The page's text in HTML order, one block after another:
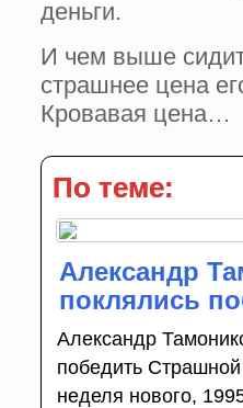
деньги.
И чем выше
страшнее цена
Кровавая цена…
По теме:
Александр
поклялись
Александр
победить
неделя нового,